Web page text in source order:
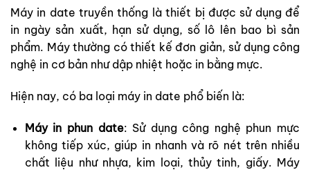
Máy in date truyền thống là thiết bị được sử dụng để
in ngày sản xuất, hạn sử dụng, số lô lên bao bì sản
phẩm. Máy thường có thiết kế đơn giản, sử dụng công
nghệ in cơ bản như dập nhiệt hoặc in bằng mực.
Hiện nay, có ba loại máy in date phổ biến là:
Máy in phun date: Sử dụng công nghệ phun mực
không tiếp xúc, giúp in nhanh và rõ nét trên nhiều
chất liệu như nhựa, kim loại, thủy tinh, giấy. Máy